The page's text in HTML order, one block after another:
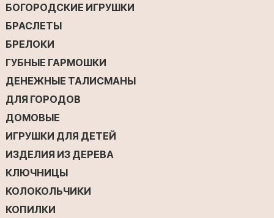
БОГОРОДСКИЕ ИГРУШКИ
БРАСЛЕТЫ
БРЕЛОКИ
ГУБНЫЕ ГАРМОШКИ
ДЕНЕЖНЫЕ ТАЛИСМАНЫ
ДЛЯ ГОРОДОВ
ДОМОВЫЕ
ИГРУШКИ ДЛЯ ДЕТЕЙ
ИЗДЕЛИЯ ИЗ ДЕРЕВА
КЛЮЧНИЦЫ
КОЛОКОЛЬЧИКИ
КОПИЛКИ